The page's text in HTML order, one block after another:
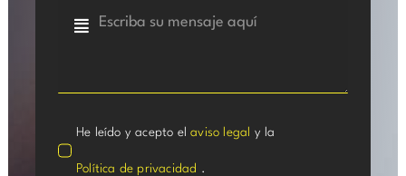
He leído y acepto elaviso legal y la
Política de privacidad .